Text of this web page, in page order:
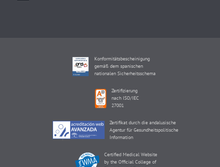
Konformitätsbescheinigung
gemäß dem spanischen
nationalen Sicherheitsschema
Zertifizierung
nach ISO/IEC
27001
Zertifikat durch die andalusische
Agentur für Gesundheitspolitische
Information
Certified Medical Website
by the Official College of